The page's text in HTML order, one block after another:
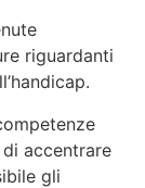
riguardanti
di accentrare
gli